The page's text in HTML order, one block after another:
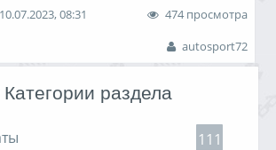
раздела
111
регистрация по ссылке:
(с 9.00 11.07.2023 до 18.00 14.07.2023)
твой первый шаг в Автоспорт!"
900 метров круг
по системе тайм-аттак, финал
10.07.2023, 08:31
474 просмотра
autosport72